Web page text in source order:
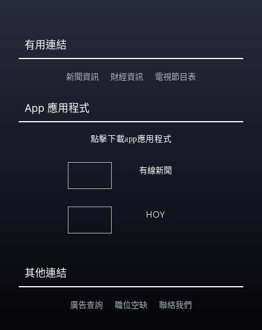
有用連結
新聞資訊 財經資訊 電視節目表
App 應用程式
點擊下載app應用程式
有線新聞
HOY
其他連結
廣告查詢 職位空缺 聯絡我們